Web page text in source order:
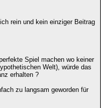
rein und kein einziger Beitrag
Spiel machen wo keiner
Welt), würde das
erhalten ?
zu langsam geworden für